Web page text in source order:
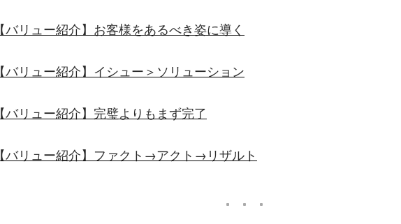
【バリュー紹介】お客様をあるべき姿に導く
【バリュー紹介】イシュー＞ソリューション
【バリュー紹介】完璧よりもまず完了
【バリュー紹介】ファクト→アクト→リザルト